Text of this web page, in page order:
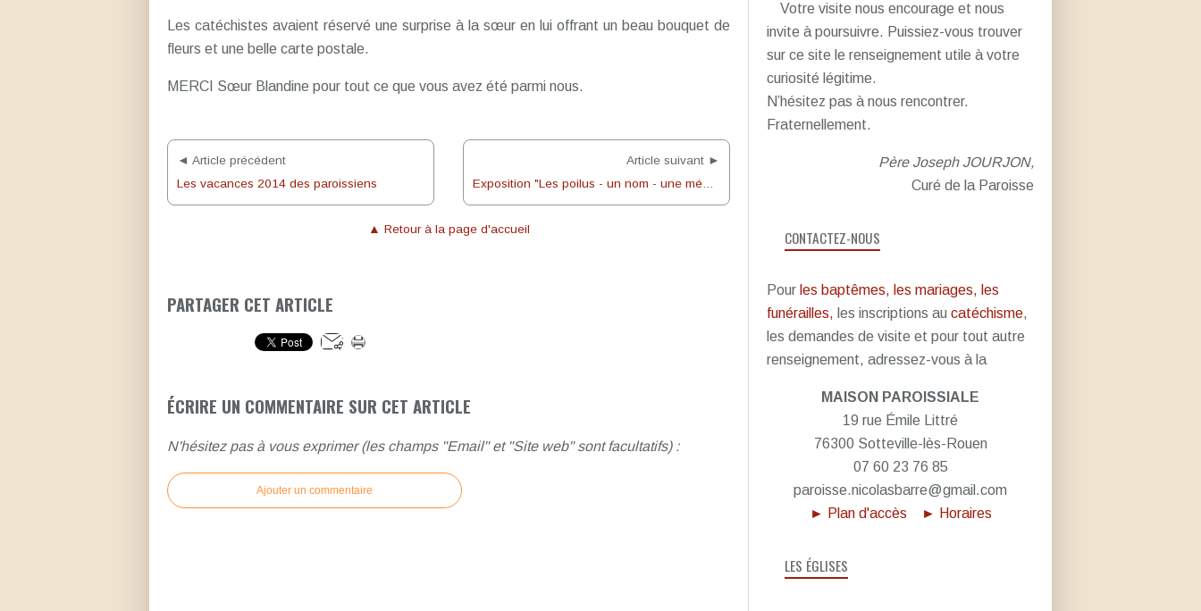
Les catéchistes avaient réservé une surprise à la sœur en lui offrant un beau bouquet de
fleurs et une belle carte postale.
MERCI Sœur Blandine pour tout ce que vous avez été parmi nous.
◄ Article précédent
Les vacances 2014 des paroissiens
Article suivant ►
Exposition "Les poilus - un nom - une mémoire"
▲ Retour à la page d'accueil
PARTAGER CET ARTICLE
ÉCRIRE UN COMMENTAIRE SUR CET ARTICLE
N'hésitez pas à vous exprimer (les champs "Email" et "Site web" sont facultatifs) :
Ajouter un commentaire
Votre visite nous encourage et nous
invite à poursuivre. Puissiez-vous trouver
sur ce site le renseignement utile à votre
curiosité légitime.
N’hésitez pas à nous rencontrer.
Fraternellement.
Père Joseph JOURJON,
Curé de la Paroisse
CONTACTEZ-NOUS
Pour les baptêmes, les mariages, les
funérailles, les inscriptions au catéchisme,
les demandes de visite et pour tout autre
renseignement, adressez-vous à la
MAISON PAROISSIALE
19 rue Émile Littré
76300 Sotteville-lès-Rouen
07 60 23 76 85
paroisse.nicolasbarre@gmail.com
► Plan d'accès
► Horaires
LES ÉGLISES